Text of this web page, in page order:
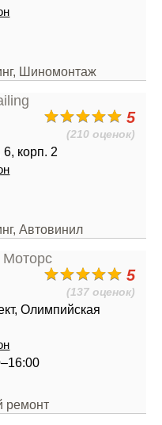
Шиномонтаж
5
(210 оценок)
корп. 2
Автовинил
5
(137 оценок)
Олимпийская
ремонт